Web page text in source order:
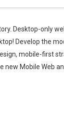
Desktop-only
Develop the
mobile-first
Mobile Web